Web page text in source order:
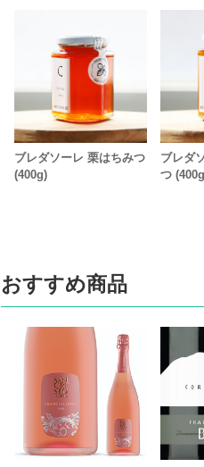
ブレダソーレ 栗はちみつ
(400g)
ブレダ
つ
おすすめ商品